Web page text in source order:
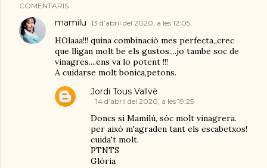
COMENTARIS
mamilu 13 d’abril del 2020, a les 12:05
HOlaaa!!! quina combinaciò mes perfecta,,crec
que lligan molt be els gustos....jo tambe soc de
vinagres....ens va lo potent !!!
A cuidarse molt bonica,petons.
Jordi Tous Vallvè
14 d’abril del 2020, a les 19:25
Doncs si Mamilú, sóc molt vinagrera.
per això m'agraden tant els escabetxos!
cuida't molt.
PTNTS
Glòria